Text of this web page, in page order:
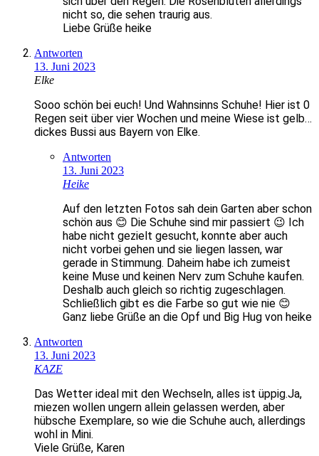
nicht so, die sehen traurig aus.
Liebe Grüße heike
Antworten
13. Juni 2023
Elke
Sooo schön bei euch! Und Wahnsinns Schuhe! Hier ist 0
Regen seit über vier Wochen und meine Wiese ist gelb…
dickes Bussi aus Bayern von Elke.
Antworten
13. Juni 2023
Heike
Auf den letzten Fotos sah dein Garten aber schon
schön aus 😊 Die Schuhe sind mir passiert 😉 Ich
habe nicht gezielt gesucht, konnte aber auch
nicht vorbei gehen und sie liegen lassen, war
gerade in Stimmung. Daheim habe ich zumeist
keine Muse und keinen Nerv zum Schuhe kaufen.
Deshalb auch gleich so richtig zugeschlagen.
Schließlich gibt es die Farbe so gut wie nie 😊
Ganz liebe Grüße an die Opf und Big Hug von heike
Antworten
13. Juni 2023
KAZE
Das Wetter ideal mit den Wechseln, alles ist üppig.Ja,
miezen wollen ungern allein gelassen werden, aber
hübsche Exemplare, so wie die Schuhe auch, allerdings
wohl in Mini.
Viele Grüße, Karen